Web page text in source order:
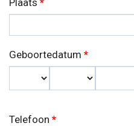
Geboortedatum *
Telefoon *